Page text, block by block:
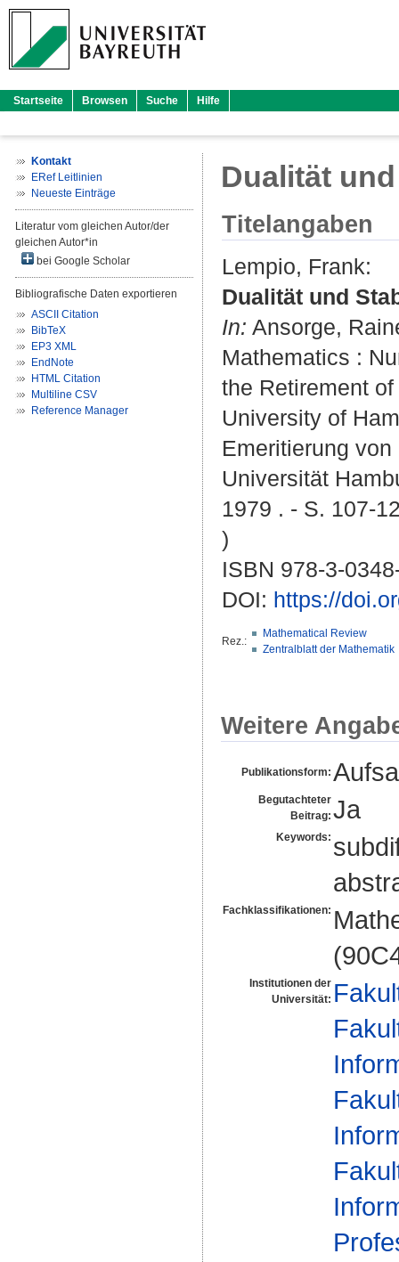
Startseite Browsen Suche Hilfe
Kontakt
ERef Leitlinien
Neueste Einträge
Literatur vom gleichen Autor/der
gleichen Autor*in
bei Google Scholar
Bibliografische Daten exportieren
ASCII Citation
BibTeX
EP3 XML
EndNote
HTML Citation
Multiline CSV
Reference Manager
Dualität
Titelangaben
Lempio, Frank:
Dualität und
In: Ansorge,
Mathematics :
the Retirement
University of
Emeritierung
Universität
1979 . - S. 107-
)
ISBN 978-3-
DOI: https://
Rez.:
Mathematical Review
Zentralblatt der Mathematik
Weitere
Publikationsform:
Begutachteter
Beitrag: Ja
Keywords:
Fachklassifikationen:
Institutionen der
Universität: